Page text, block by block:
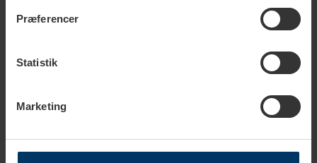
Præferencer
Statistik
Marketing